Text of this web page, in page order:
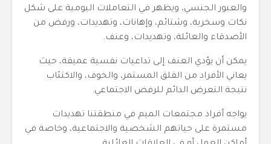
والعبور الجنسي، ويظهر في التعاملات اليومية على شكل
نكات وسخرية، وشتائم، وإهانات، وتهديدات، ورفض من
الأصدقاء والعائلة، وتهديدات، وعنف.
يمكن أن يؤدي العنف إلى تداعيات نفسية عميقة، حيث
يعاني الأفراد من القلق المستمر، والخوف، والاكتئاب
نتيجة التعرض الدائم للرفض الاجتماعي.
يواجه أفراد مجتمعات الميم في منطقتنا تهديدات
مستمرة على حياتهم الشخصية والاجتماعية، وخاصة في